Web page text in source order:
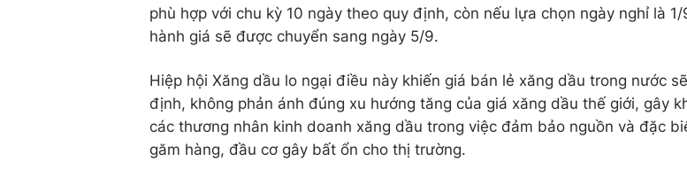
phù hợp với chu kỳ 10 ngày theo quy định, còn nếu lựa chọn ngày nghỉ là
hành giá sẽ được chuyển sang ngày 5/9.
Hiệp hội Xăng dầu lo ngại điều này khiến giá bán lẻ xăng dầu trong nước
định, không phản ánh đúng xu hướng tăng của giá xăng dầu thế giới, gây
các thương nhân kinh doanh xăng dầu trong việc đảm bảo nguồn và đặc
găm hàng, đầu cơ gây bất ổn cho thị trường.